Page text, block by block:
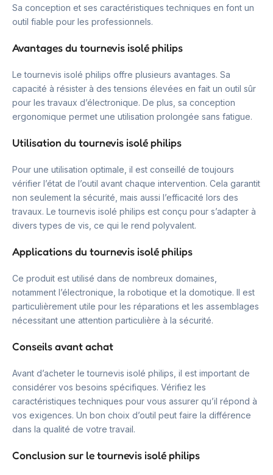
Sa conception et ses caractéristiques techniques en font un
outil fiable pour les professionnels.
Avantages du tournevis isolé philips
Le tournevis isolé philips offre plusieurs avantages. Sa
capacité à résister à des tensions élevées en fait un outil sûr
pour les travaux d’électronique. De plus, sa conception
ergonomique permet une utilisation prolongée sans fatigue.
Utilisation du tournevis isolé philips
Pour une utilisation optimale, il est conseillé de toujours
vérifier l’état de l’outil avant chaque intervention. Cela garantit
non seulement la sécurité, mais aussi l’efficacité lors des
travaux. Le tournevis isolé philips est conçu pour s’adapter à
divers types de vis, ce qui le rend polyvalent.
Applications du tournevis isolé philips
Ce produit est utilisé dans de nombreux domaines,
notamment l’électronique, la robotique et la domotique. Il est
particulièrement utile pour les réparations et les assemblages
nécessitant une attention particulière à la sécurité.
Conseils avant achat
Avant d’acheter le tournevis isolé philips, il est important de
considérer vos besoins spécifiques. Vérifiez les
caractéristiques techniques pour vous assurer qu’il répond à
vos exigences. Un bon choix d’outil peut faire la différence
dans la qualité de votre travail.
Conclusion sur le tournevis isolé philips